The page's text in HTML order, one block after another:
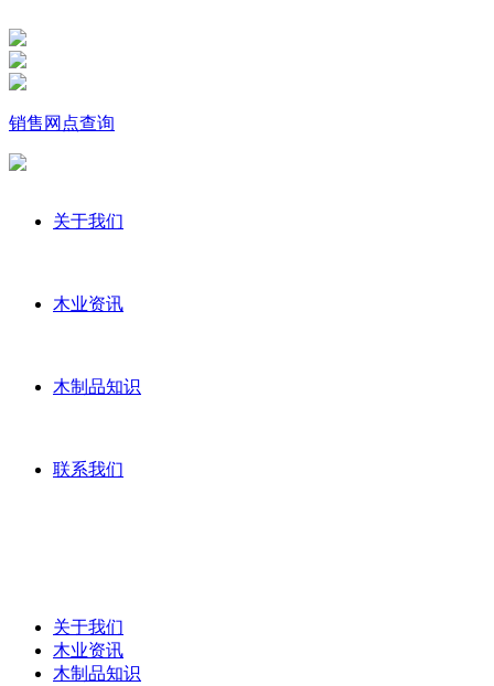
销售网点查询
关于我们
木业资讯
木制品知识
联系我们
关于我们
木业资讯
木制品知识